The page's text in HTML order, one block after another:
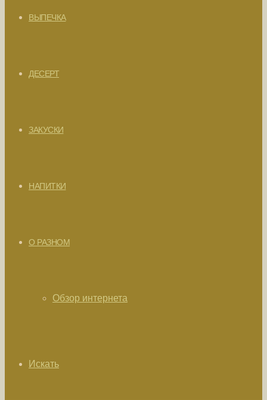
ВЫПЕЧКА
ДЕСЕРТ
ЗАКУСКИ
НАПИТКИ
О РАЗНОМ
Обзор интернета
Искать